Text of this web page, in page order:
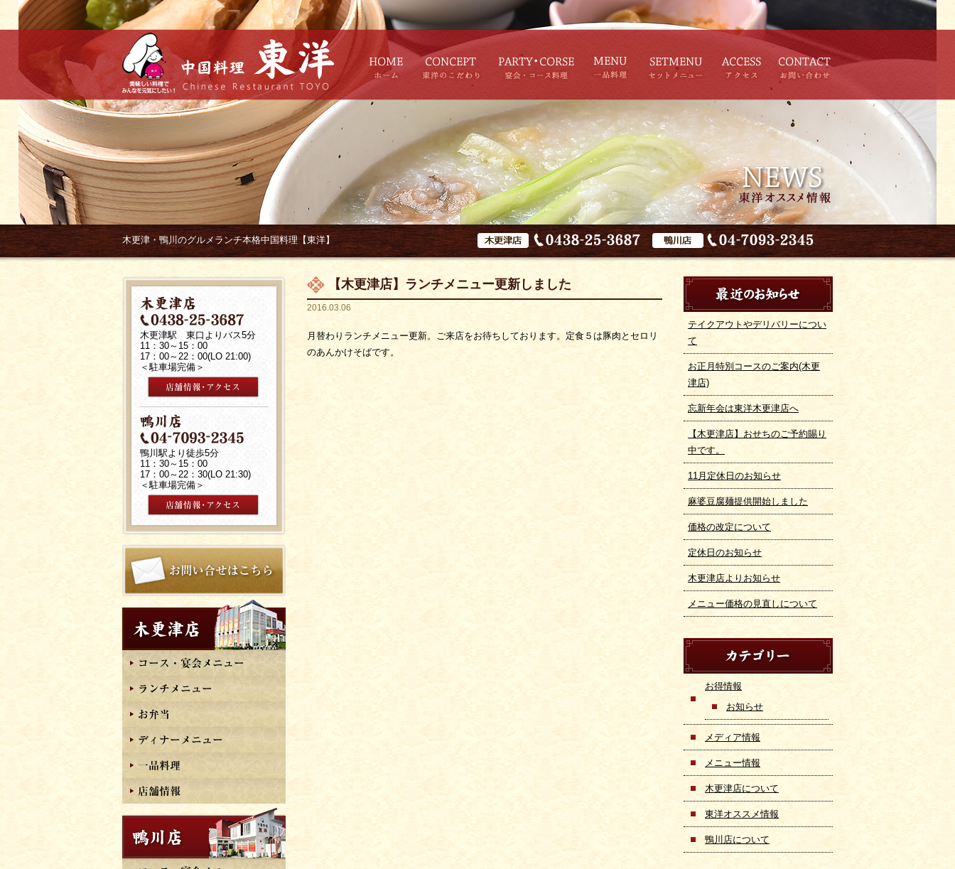
木更津・鴨川のグルメランチ本格中国料理【東洋】
木更津駅 東口よりバス5分
11：30～15：00
17：00～22：00(LO 21:00)
＜駐車場完備＞
鴨川駅より徒歩5分
11：30～15：00
17：00～22：30(LO 21:30)
＜駐車場完備＞
テイクアウトやデリバリーについ
て
お正月特別コースのご案内(木更
津店)
忘新年会は東洋木更津店へ
【木更津店】おせちのご予約賜り
中です。
11月定休日のお知らせ
麻婆豆腐麺提供開始しました
価格の改定について
定休日のお知らせ
木更津店よりお知らせ
メニュー価格の見直しについて
お得情報
お知らせ
メディア情報
メニュー情報
木更津店について
東洋オススメ情報
鴨川店について
【木更津店】ランチメニュー更新しました
2016.03.06
月替わりランチメニュー更新。ご来店をお待ちしております。定食５は豚肉とセロリ
のあんかけそばです。